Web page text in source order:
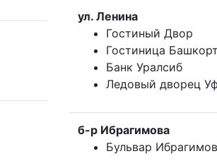
ул. Ленина
Гостиный Двор
Гостиница
Банк Уралсиб
Ледовый дворец
б-р Ибрагимова
Бульвар